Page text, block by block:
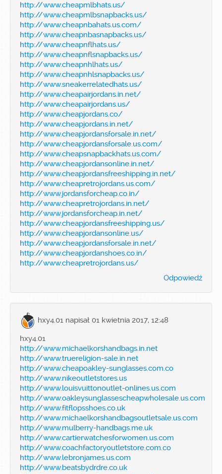
http://www.cheapmlbhats.us/
http://www.cheapmlbsnapbacks.us/
http://www.cheapnbahats.us.com/
http://www.cheapnbasnapbacks.us/
http://www.cheapnflhats.us/
http://www.cheapnflsnapbacks.us/
http://www.cheapnhlhats.us/
http://www.cheapnhlsnapbacks.us/
http://www.sneakerrelatedhats.us/
http://www.cheapairjordans.in.net/
http://www.cheapairjordans.us/
http://www.cheapjordans.co/
http://www.cheapjordans.in.net/
http://www.cheapjordansforsale.in.net/
http://www.cheapjordansforsale.us.com/
http://www.cheapsnapbackhats.us.com/
http://www.cheapjordansonline.in.net/
http://www.cheapjordansfreeshipping.in.net/
http://www.cheapretrojordans.us.com/
http://www.jordansforcheap.co.in/
http://www.cheapretrojordans.in.net/
http://www.jordansforcheap.in.net/
http://www.cheapjordansfreeshipping.us/
http://www.cheapjordansonline.us/
http://www.cheapjordansforsale.in.net/
http://www.cheapjordanshoes.co.in/
http://www.cheapretrojordans.us/
Odpowiedź
hxy4.01 napisał 01 kwietnia 2017, 12:48
hxy4.01
http://www.michaelkorshandbags.in.net
http://www.truereligion-sale.in.net
http://www.cheapoakley-sunglasses.com.co
http://www.nikeoutletstores.us
http://www.louisvuittonoutlet-onlines.us.com
http://www.oakleysunglassescheapwholesale.us.com
http://www.fitflopsshoes.co.uk
http://www.michaelkorshandbagsoutletsale.us.com
http://www.mulberry-handbags.me.uk
http://www.cartierwatchesforwomen.us.com
http://www.coachfactoryoutletstore.com.co
http://www.lebronjames.us.com
http://www.beatsbydrdre.co.uk